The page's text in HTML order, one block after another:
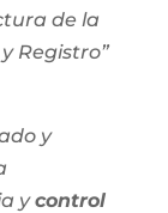
de la
Registro”
y
ycontrol